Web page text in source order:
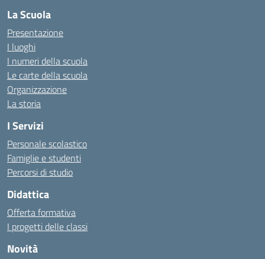
La Scuola
Presentazione
I luoghi
I numeri della scuola
Le carte della scuola
Organizzazione
La storia
I Servizi
Personale scolastico
Famiglie e studenti
Percorsi di studio
Didattica
Offerta formativa
I progetti delle classi
Novità